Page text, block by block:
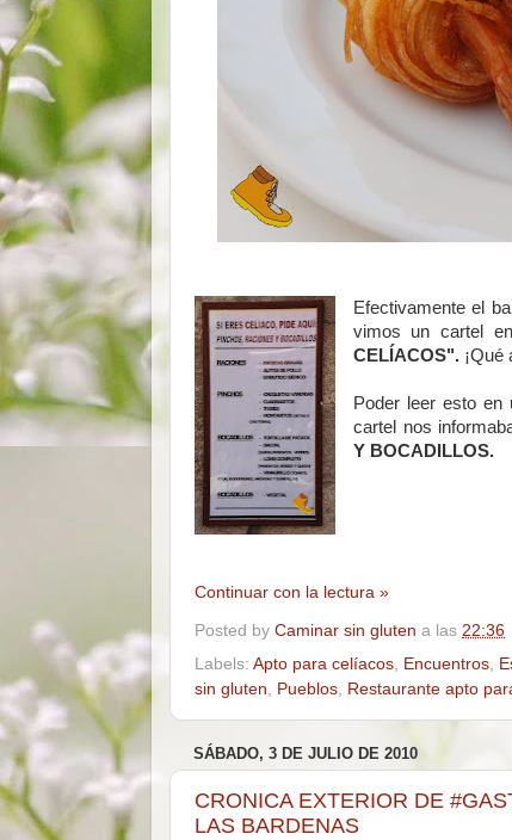
Efectivamente el
vimos un cartel
CELÍACOS".¡Qué
Poder leer esto
cartel nos
Y BOCADILLOS.
Continuar con la lectura »
Posted by Caminar sin gluten a las 22:36
Labels: Apto para celíacos Encuentros
sin gluten
Pueblos Restaurante apto
SÁBADO, 3 DE JULIO DE 2010
CRONICA EXTERIOR DE
LAS BARDENAS